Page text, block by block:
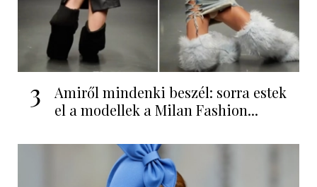
3
Amiről mindenki beszél: sorra estek
el a modellek a Milan Fashion...